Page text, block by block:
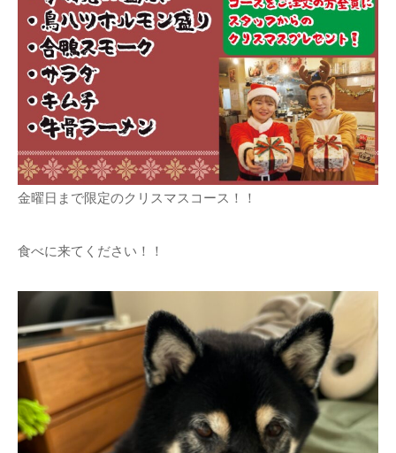
金曜日まで限定のクリスマスコース！！
食べに来てください！！